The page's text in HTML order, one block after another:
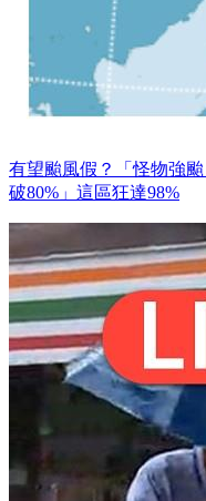
有望颱風假？「怪物強
破80%」這區狂達98%